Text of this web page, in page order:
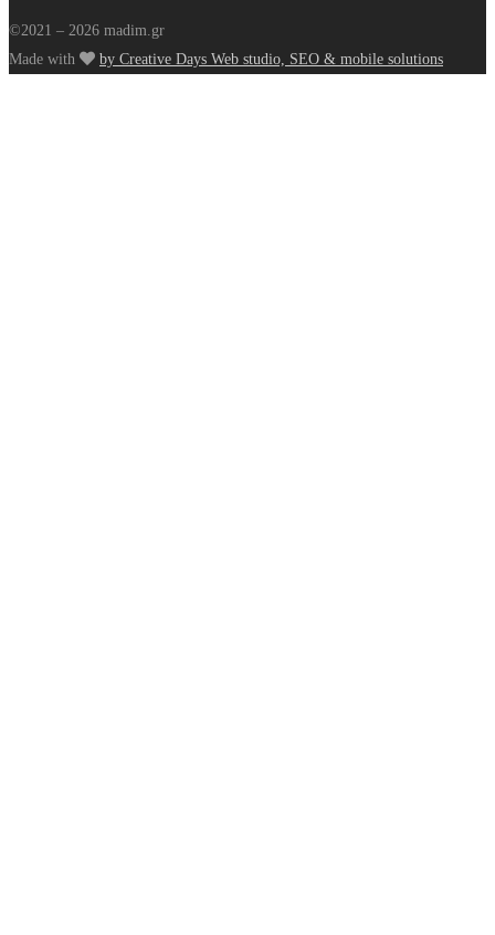
©2021 – 2026 madim.gr
Made with
by Creative Days Web studio, SEO & mobile solutions